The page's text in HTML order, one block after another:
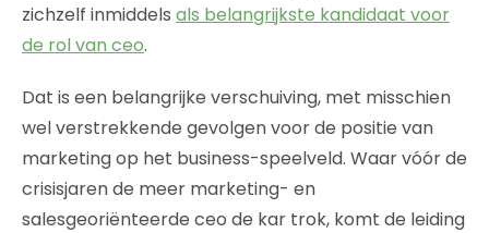
zichzelf inmiddels als belangrijkste kandidaat voor
de rol van ceo.
Dat is een belangrijke verschuiving, met misschien
wel verstrekkende gevolgen voor de positie van
marketing op het business-speelveld. Waar vóór de
crisisjaren de meer marketing- en
salesgeoriënteerde ceo de kar trok, komt de leiding